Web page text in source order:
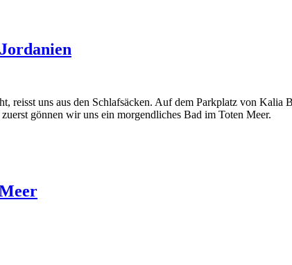
reisst uns aus den Schlafsäcken. Auf dem Parkplatz von Kalia
gönnen wir uns ein morgendliches Bad im Toten Meer.